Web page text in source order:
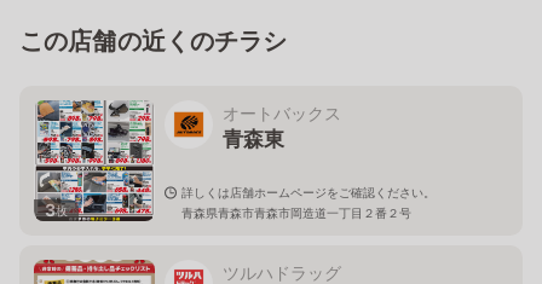
この店舗の近くのチラシ
3枚
オートバックス
青森東
詳しくは店舗ホームページをご確認ください。
青森県青森市青森市岡造道一丁目２番２号
ツルハドラッグ